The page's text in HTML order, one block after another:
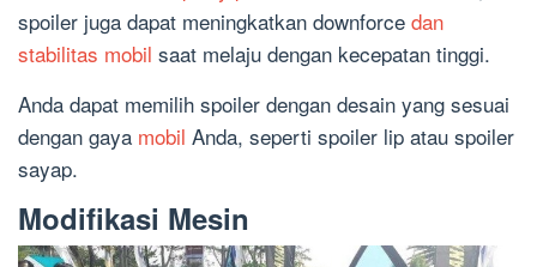
spoiler juga dapat meningkatkan downforce dan
stabilitas mobil saat melaju dengan kecepatan tinggi.
Anda dapat memilih spoiler dengan desain yang sesuai
dengan gaya mobil Anda, seperti spoiler lip atau spoiler
sayap.
Modifikasi Mesin